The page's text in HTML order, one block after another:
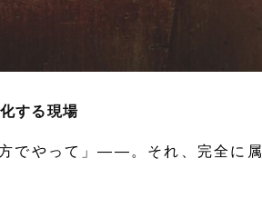
する現場
でやって」——。それ、 完全に属